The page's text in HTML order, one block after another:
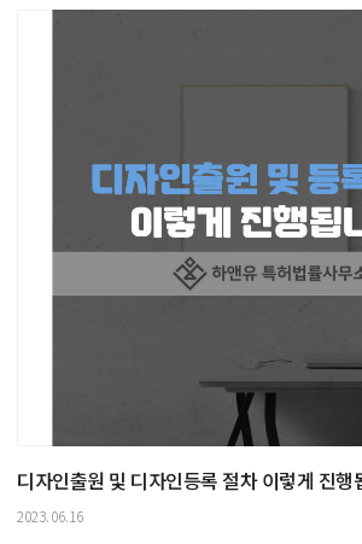
디자인출원 및 디자인등록 절차 이렇게 진행
2023.06.16